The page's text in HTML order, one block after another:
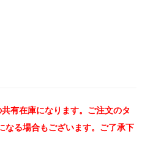
有在庫になります。ご注文のタ
なる場合もございます。ご了承下